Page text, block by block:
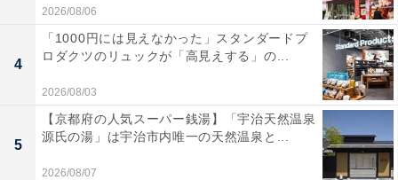
2026/08/06
4
「1000円には見えなかった」スタンダードプ
ロダクツのリュックが「高見えする」の...
2026/08/03
5
【京都府の人気スーパー銭湯】「宇治天然温泉
源氏の湯」は宇治市内唯一の天然温泉と...
2026/08/07